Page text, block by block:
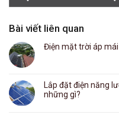
Bài viết liên quan
Điện mặt trời áp
Lắp đặt điện năng
những gì?